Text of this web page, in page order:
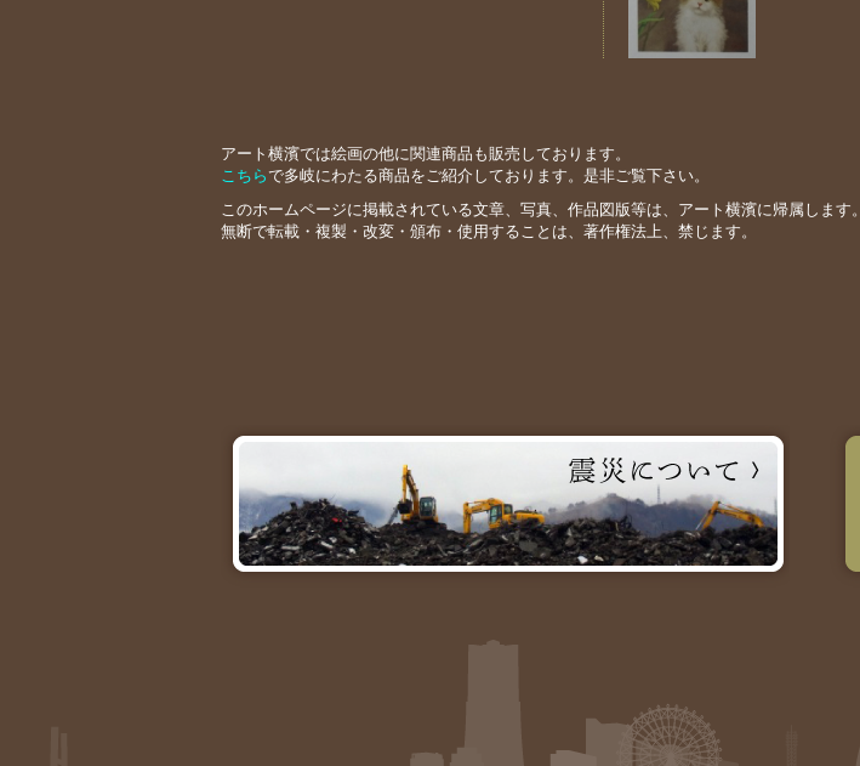
アート横濱では絵画の他に関連商品も販売しております。
こちらで多岐にわたる商品をご紹介しております。是非ご覧下さい。
このホームページに掲載されている文章、写真、作品図版等は、アート横濱に帰属します。
無断で転載・複製・改変・頒布・使用することは、著作権法上、禁じます。